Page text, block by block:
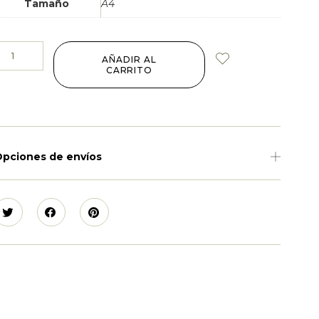
Tamaño A4
AÑADIR AL
CARRITO
de envíos